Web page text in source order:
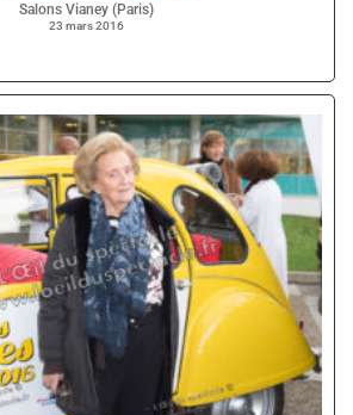
Salons Vianey (Paris)
23 mars 2016